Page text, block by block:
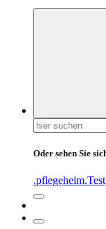
Suchen
nach:
Oder sehen Sie
.pflegeheim.Test